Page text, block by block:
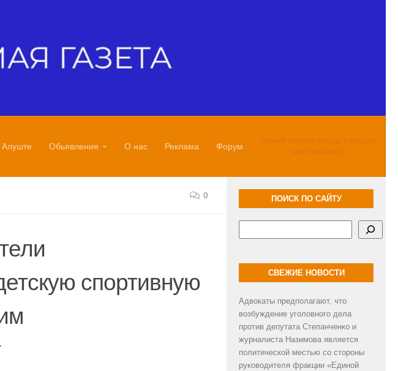
Обьявления О нас Реклама Форум
Точный прогноз погоды в Алуште
world-weather.ru
0
спортивную
ПОИСК ПО САЙТУ
СВЕЖИЕ НОВОСТИ
Адвокаты предполагают, что
возбуждение уголовного дела
против депутата Степанченко и
журналиста Назимова является
политической местью со стороны
руководителя фракции «Единой